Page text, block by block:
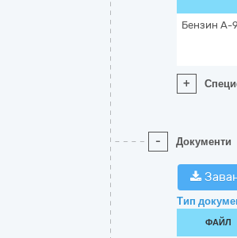
Бензин А-
+
- Документи
Тип
ФАЙЛ